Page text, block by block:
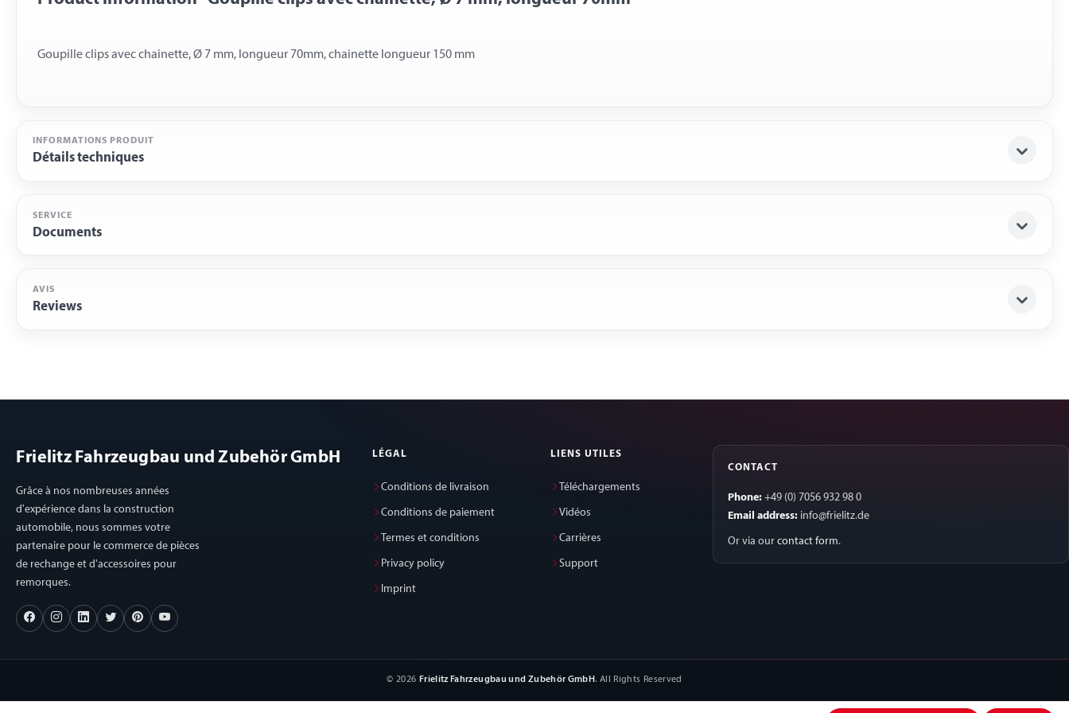
Goupille clips avec chainette, Ø 7 mm, longueur 70mm, chainette longueur 150 mm
INFORMATIONS PRODUIT
Détails techniques
SERVICE
Documents
AVIS
Reviews
Frielitz Fahrzeugbau und Zubehör GmbH
Grâce à nos nombreuses années
d'expérience dans la construction
automobile, nous sommes votre
partenaire pour le commerce de pièces
de rechange et d'accessoires pour
remorques.
LÉGAL
Conditions de livraison
Conditions de paiement
Termes et conditions
Privacy policy
Imprint
LIENS UTILES
Téléchargements
Vidéos
Carrières
Support
CONTACT
Phone: +49 (0) 7056 932 98 0
Email address: info@frielitz.de
Or via our contact form.
© 2026 Frielitz Fahrzeugbau und Zubehör GmbH. All Rights Reserved